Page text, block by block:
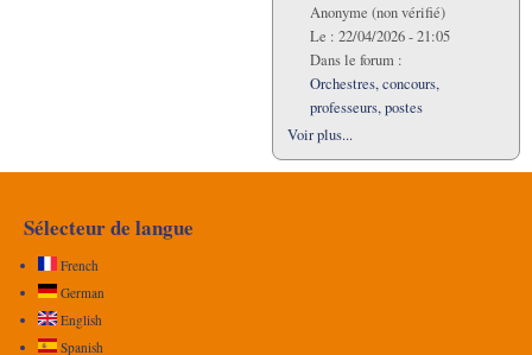
Anonyme (non vérifié)
Le : 22/04/2026 - 21:05
Dans le forum :
Orchestres, concours,
professeurs, postes
Voir plus...
Sélecteur de langue
French
German
English
Spanish